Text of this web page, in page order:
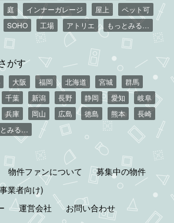
庭 インナーガレージ 屋上
ペット可
SOHO 工場 アトリエ もっとみる…
がす
大阪 福岡 北海道 宮城
群馬
千葉 新潟 長野 静岡 愛知
岐阜
兵庫 岡山 広島 徳島 熊本
長崎
みる…
物件ファンについて
募集中の物件
業者向け)
運営会社 お問い合わせ